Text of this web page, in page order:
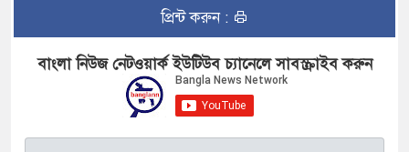
প্রিন্ট করুন :
বাংলা নিউজ নেটওয়ার্ক ইউটিউব চ্যানেলে সাবস্ক্রাইব করুন